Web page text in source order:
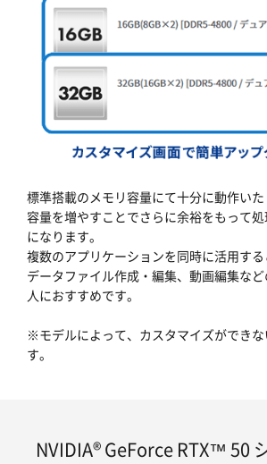
標準搭載のメモリ容量にて十分に動作い
容量を増やすことでさらに余裕をもって
になります。
複数のアプリケーションを同時に活用す
データファイル作成・編集、動画編集な
人におすすめです。
※モデルによって、カスタマイズができ
す。
NVIDIA® GeForce RTX™ 50